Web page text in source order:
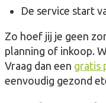
De service start
Zo hoef jij je geen
planning of inkoop.
Vraag dan een gratis
eenvoudig gezond